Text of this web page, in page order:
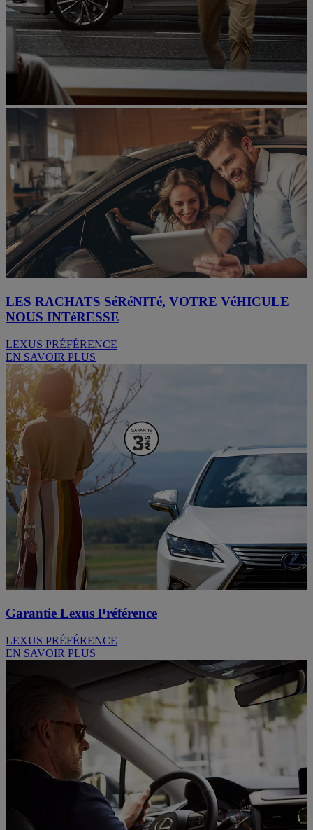
LES RACHATS SéRéNITé, VOTRE VéHICULE
NOUS INTéRESSE
LEXUS PRÉFÉRENCE
EN SAVOIR PLUS
Garantie Lexus Préférence
LEXUS PRÉFÉRENCE
EN SAVOIR PLUS